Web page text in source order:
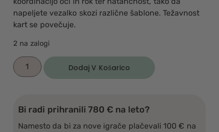
napeljete vezalko skozi različne šablone. Težavnost
kart se povečuje.
2 na zalogi
Dodaj V Košarico
Bi radi prihranili 780 € na leto?
Namesto da bi za nove igrače plačevali 100 € na